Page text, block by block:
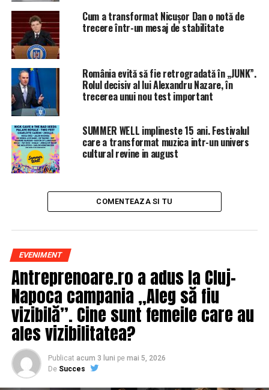
punem este care sunt zonele unde România are avantaje
comparative și pe ce ar trebui să ne concentrăm ca și
țară. Dacă analizăm evoluțiile macro din ultimii zece ani
internațional:
5 comentarii
ARTICOLE PE ACEIASI TEMA: PRIMA
URMATORUL
PROMO/Săptămână filmului rus în România
Lovitură teribilă pentru Apple și Samsung
Cum a transformat Nicușor Dan o notă de
trecere într-un mesaj de stabilitate
România evită să fie retrogradată în „JUNK”.
Rolul decisiv al lui Alexandru Nazare, în
trecerea unui nou test important
SUMMER WELL implineste 15 ani. Festivalul
care a transformat muzica intr-un univers
cultural revine in august
COMENTEAZA SI TU
EVENIMENT
Antreprenoare.ro a adus la Cluj-
Napoca campania „Aleg să fiu
vizibilă”. Cine sunt femeile care au
ales vizibilitatea?
Publicat acum 3 luni pe mai 5, 2026
De Succes